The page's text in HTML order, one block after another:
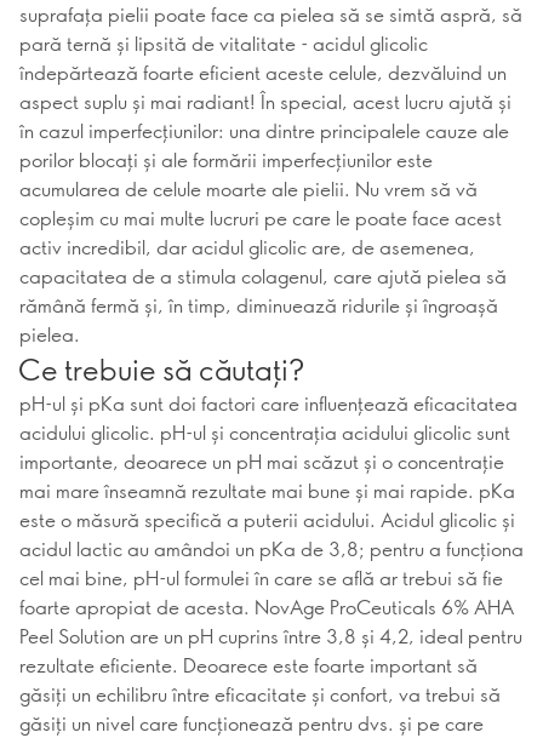
suprafața pielii poate face ca pielea să se simtă aspră, să
pară ternă și lipsită de vitalitate - acidul glicolic
îndepărtează foarte eficient aceste celule, dezvăluind un
aspect suplu și mai radiant! În special, acest lucru ajută și
în cazul imperfecțiunilor: una dintre principalele cauze ale
porilor blocați și ale formării imperfecțiunilor este
acumularea de celule moarte ale pielii. Nu vrem să vă
copleșim cu mai multe lucruri pe care le poate face acest
activ incredibil, dar acidul glicolic are, de asemenea,
capacitatea de a stimula colagenul, care ajută pielea să
rămână fermă și, în timp, diminuează ridurile și îngroașă
pielea.
Ce trebuie să căutați?
pH-ul și pKa sunt doi factori care influențează eficacitatea
acidului glicolic. pH-ul și concentrația acidului glicolic sunt
importante, deoarece un pH mai scăzut și o concentrație
mai mare înseamnă rezultate mai bune și mai rapide. pKa
este o măsură specifică a puterii acidului. Acidul glicolic și
acidul lactic au amândoi un pKa de 3,8; pentru a funcționa
cel mai bine, pH-ul formulei în care se află ar trebui să fie
foarte apropiat de acesta. NovAge ProCeuticals 6% AHA
Peel Solution are un pH cuprins între 3,8 și 4,2, ideal pentru
rezultate eficiente. Deoarece este foarte important să
găsiți un echilibru între eficacitate și confort, va trebui să
găsiți un nivel care funcționează pentru dvs. și pe care